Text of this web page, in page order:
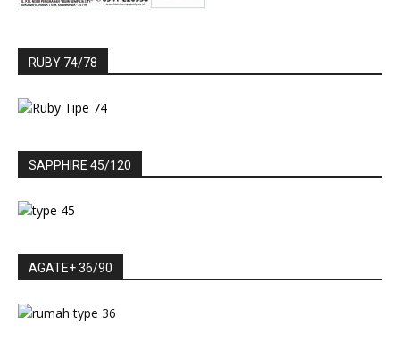
RUBY 74/78
SAPPHIRE 45/120
AGATE+ 36/90